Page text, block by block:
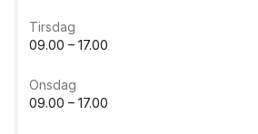
Tirsdag
09.00 – 17.00
Onsdag
09.00 – 17.00